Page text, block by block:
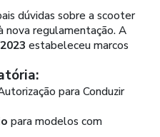
dúvidas sobre a scooter
regulamentação. A
estabeleceu marcos
para Conduzir
para modelos com